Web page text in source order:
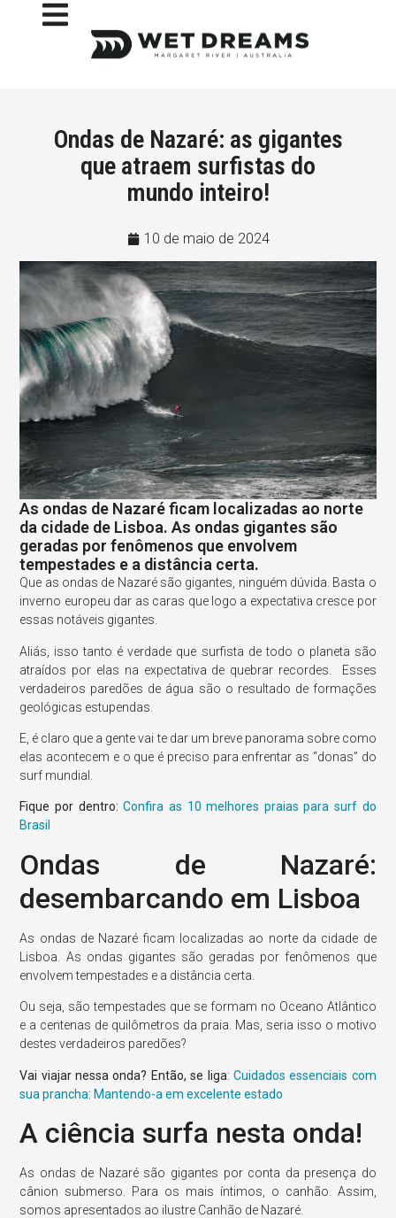
Ondas de Nazaré: as gigantes
que atraem surfistas do
mundo inteiro!
10 de maio de 2024
As ondas de Nazaré ficam localizadas ao norte
da cidade de Lisboa. As ondas gigantes são
geradas por fenômenos que envolvem
tempestades e a distância certa.
Que as ondas de Nazaré são gigantes, ninguém dúvida. Basta o
inverno europeu dar as caras que logo a expectativa cresce por
essas notáveis gigantes.
Aliás, isso tanto é verdade que surfista de todo o planeta são
atraídos por elas na expectativa de quebrar recordes. Esses
verdadeiros paredões de água são o resultado de formações
geológicas estupendas.
E, é claro que a gente vai te dar um breve panorama sobre como
elas acontecem e o que é preciso para enfrentar as “donas” do
surf mundial.
Fique por dentro:Confira as 10 melhores praias para surf do
Brasil
Ondas de Nazaré:
desembarcando em Lisboa
As ondas de Nazaré ficam localizadas ao norte da cidade de
Lisboa. As ondas gigantes são geradas por fenômenos que
envolvem tempestades e a distância certa.
Ou seja, são tempestades que se formam no Oceano Atlântico
e a centenas de quilômetros da praia. Mas, seria isso o motivo
destes verdadeiros paredões?
Vai viajar nessa onda? Então, se liga: Cuidados essenciais com
sua prancha: Mantendo-a em excelente estado
A ciência surfa nesta onda!
As ondas de Nazaré são gigantes por conta da presença do
cânion submerso. Para os mais íntimos, o canhão. Assim,
somos apresentados ao ilustre Canhão de Nazaré.